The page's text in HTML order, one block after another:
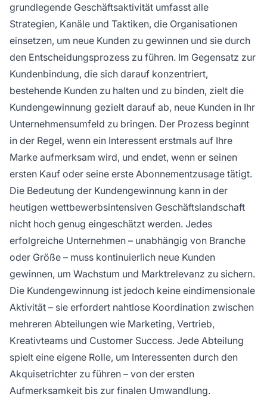
grundlegende Geschäftsaktivität umfasst alle
Strategien, Kanäle und Taktiken, die Organisationen
einsetzen, um neue Kunden zu gewinnen und sie durch
den Entscheidungsprozess zu führen. Im Gegensatz zur
Kundenbindung, die sich darauf konzentriert,
bestehende Kunden zu halten und zu binden, zielt die
Kundengewinnung gezielt darauf ab, neue Kunden in Ihr
Unternehmensumfeld zu bringen. Der Prozess beginnt
in der Regel, wenn ein Interessent erstmals auf Ihre
Marke aufmerksam wird, und endet, wenn er seinen
ersten Kauf oder seine erste Abonnementzusage tätigt.
Die Bedeutung der Kundengewinnung kann in der
heutigen wettbewerbsintensiven Geschäftslandschaft
nicht hoch genug eingeschätzt werden. Jedes
erfolgreiche Unternehmen – unabhängig von Branche
oder Größe – muss kontinuierlich neue Kunden
gewinnen, um Wachstum und Marktrelevanz zu sichern.
Die Kundengewinnung ist jedoch keine eindimensionale
Aktivität – sie erfordert nahtlose Koordination zwischen
mehreren Abteilungen wie Marketing, Vertrieb,
Kreativteams und Customer Success. Jede Abteilung
spielt eine eigene Rolle, um Interessenten durch den
Akquisetrichter zu führen – von der ersten
Aufmerksamkeit bis zur finalen Umwandlung.